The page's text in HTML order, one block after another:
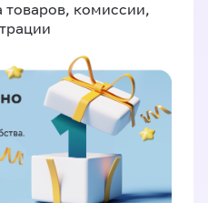
товаров, комиссии,